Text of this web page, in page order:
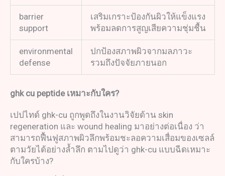
barrier
support
เสริมเกราะป้องกันผิวให้แข็งแรง
พร้อมลดการสูญเสียความชุ่มชื้น
environmental
defense
ปกป้องสภาพผิวจากมลภาวะ
รวมถึงปัจจัยภายนอก
ghk cu peptide เหมาะกับใคร?
เปปไทด์ ghk-cu ถูกพูดถึงในงานวิจัยด้าน skin
regeneration และ wound healing มาอย่างต่อเนื่อง ว่า
สามารถฟื้นฟูสภาพผิวลึกพร้อมชะลอความเสื่อมของเซลล์
ตามวัยได้อย่างล้ำลึก ตามไปดูว่า ghk-cu แบบฉีดเหมาะ
กับใครบ้าง?